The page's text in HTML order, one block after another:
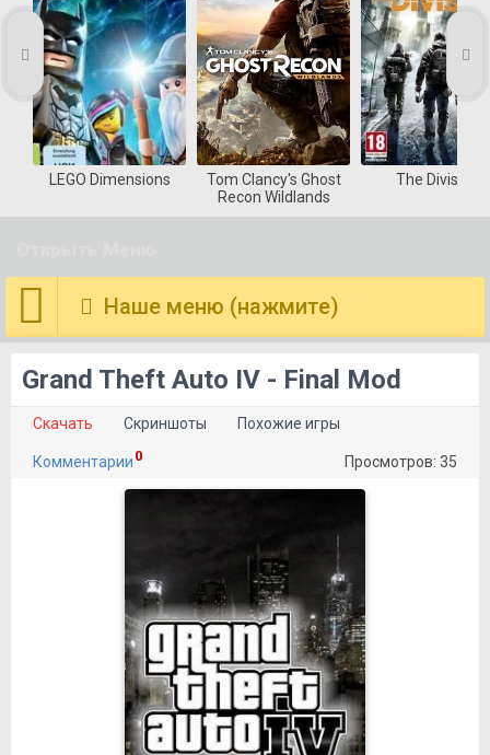
LEGO Dimensions
Tom Clancy's Ghost
Recon Wildlands
The Division
Наше меню (нажмите)
Grand Theft Auto IV - Final Mod
Скачать Скриншоты Похожие игры
Комментарии 0 Просмотров: 35